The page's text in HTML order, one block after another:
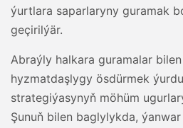
ýurtlara saparlaryny guramak
geçirilýär.
Abraýly halkara guramalar
hyzmatdaşlygy ösdürmek
strategiýasynyň möhüm
Şunuň bilen baglylykda,